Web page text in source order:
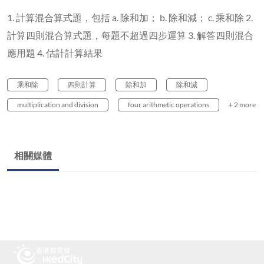
1. 計算混合算式題，包括 a. 除和加； b. 除和減； c. 乘和除 2.
計算四則混合算式題，每題不超過四步運算 3. 解答四則混合
應用題 4. 估計計算結果
乘和除 四則計算 除和加 除和減
multiplication and division four arithmetic operations + 2 more
相關媒體